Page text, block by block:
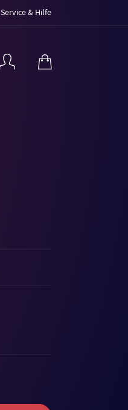
Service & Hilfe